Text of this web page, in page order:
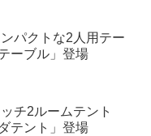
パクトな2人用テー
ーブル」登場
チ2ルームテント
テント」登場